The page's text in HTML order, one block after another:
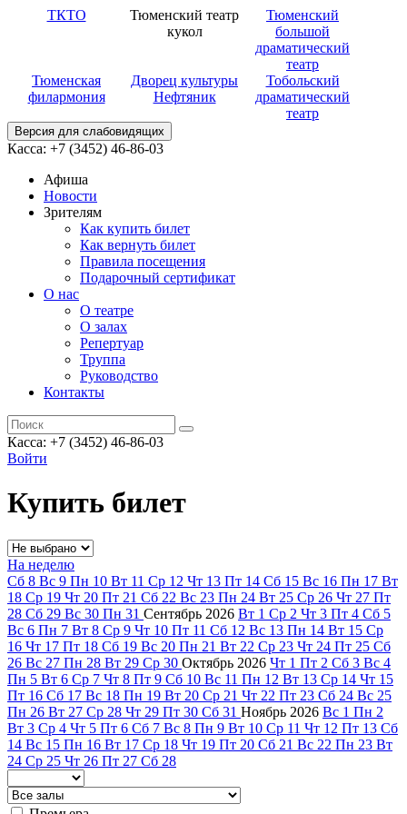
ТКТО
Тюменский театр
кукол
Тюменский
большой
драматический
театр
Тюменская
филармония
Дворец культуры
Нефтяник
Тобольский
драматический
театр
Версия для слабовидящих
Касса: +7 (3452) 46-86-03
Афиша
Новости
Зрителям
Как купить билет
Как вернуть билет
Правила посещения
Подарочный сертификат
О нас
О театре
О залах
Репертуар
Труппа
Руководство
Контакты
Касса: +7 (3452) 46-86-03
Войти
Купить билет
На неделю
Сб 8 Вс 9 Пн 10 Вт 11 Ср 12 Чт 13 Пт 14 Сб 15 Вс 16 Пн 17 Вт
18 Ср 19 Чт 20 Пт 21 Сб 22 Вс 23 Пн 24 Вт 25 Ср 26 Чт 27 Пт
28 Сб 29 Вс 30 Пн 31 Сентябрь 2026 Вт 1 Ср 2 Чт 3 Пт 4 Сб 5
Вс 6 Пн 7 Вт 8 Ср 9 Чт 10 Пт 11 Сб 12 Вс 13 Пн 14 Вт 15 Ср
16 Чт 17 Пт 18 Сб 19 Вс 20 Пн 21 Вт 22 Ср 23 Чт 24 Пт 25 Сб
26 Вс 27 Пн 28 Вт 29 Ср 30 Октябрь 2026 Чт 1 Пт 2 Сб 3 Вс 4
Пн 5 Вт 6 Ср 7 Чт 8 Пт 9 Сб 10 Вс 11 Пн 12 Вт 13 Ср 14 Чт 15
Пт 16 Сб 17 Вс 18 Пн 19 Вт 20 Ср 21 Чт 22 Пт 23 Сб 24 Вс 25
Пн 26 Вт 27 Ср 28 Чт 29 Пт 30 Сб 31 Ноябрь 2026 Вс 1 Пн 2
Вт 3 Ср 4 Чт 5 Пт 6 Сб 7 Вс 8 Пн 9 Вт 10 Ср 11 Чт 12 Пт 13 Сб
14 Вс 15 Пн 16 Вт 17 Ср 18 Чт 19 Пт 20 Сб 21 Вс 22 Пн 23 Вт
24 Ср 25 Чт 26 Пт 27 Сб 28